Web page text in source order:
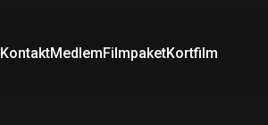
KontaktMedlemFilmpaketKortfilm